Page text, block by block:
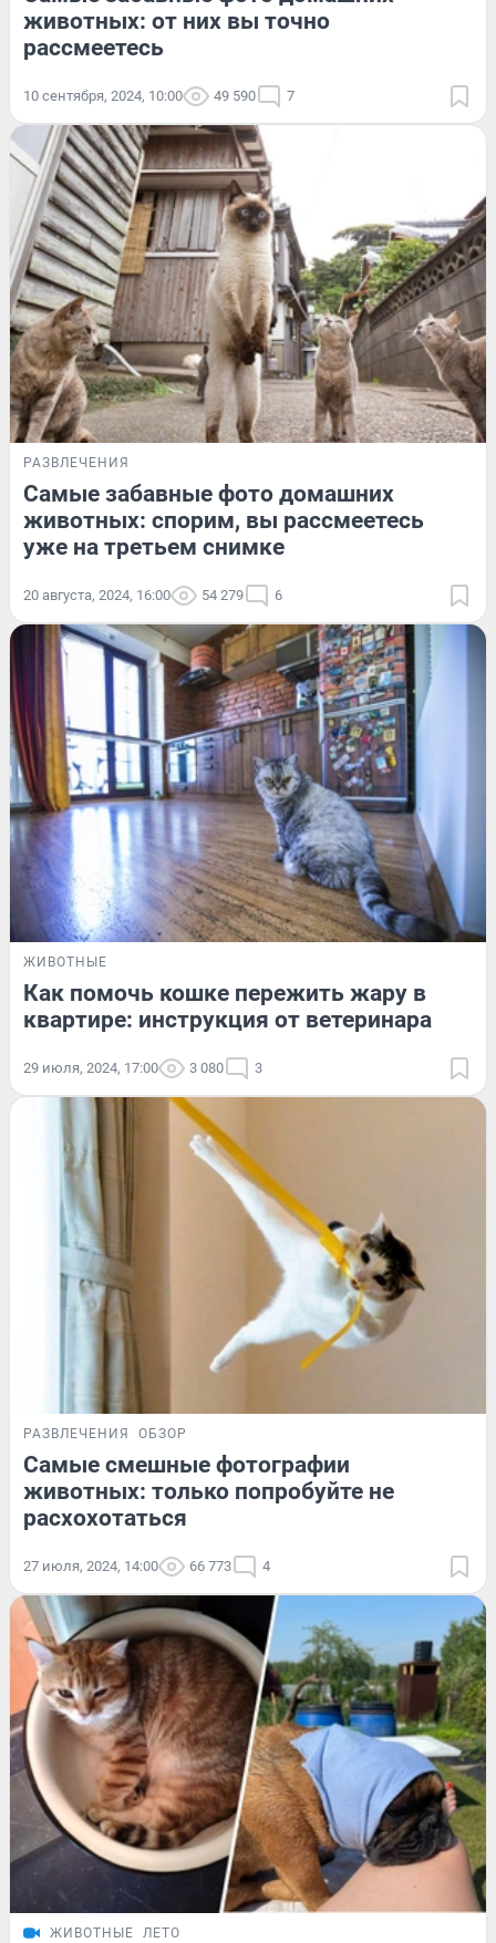
животных: от них вы точно
рассмеетесь
10 сентября, 2024, 10:00 49 590 7
РАЗВЛЕЧЕНИЯ
Самые забавные фото домашних
животных: спорим, вы рассмеетесь
уже на третьем снимке
20 августа, 2024, 16:00 54 279 6
ЖИВОТНЫЕ
Как помочь кошке пережить жару в
квартире: инструкция от ветеринара
29 июля, 2024, 17:00 3 080 3
РАЗВЛЕЧЕНИЯ ОБЗОР
Самые смешные фотографии
животных: только попробуйте не
расхохотаться
27 июля, 2024, 14:00 66 773 4
ЖИВОТНЫЕ ЛЕТО